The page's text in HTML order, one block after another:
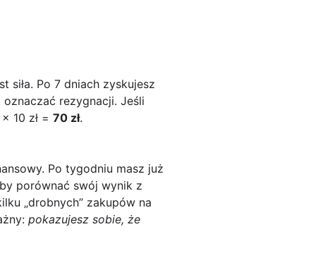
siła. Po 7 dniach zyskujesz
rezygnacji. Jeśli
10 zł = 70 zł.
Po tygodniu masz już
porównać swój wynik z
„drobnych” zakupów na
pokazujesz sobie, że